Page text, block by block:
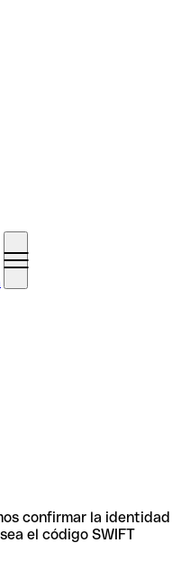
confirmar la identidad
el código SWIFT